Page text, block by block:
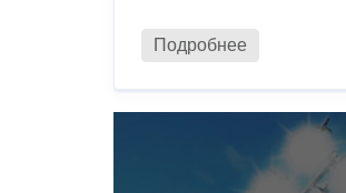
Подробнее